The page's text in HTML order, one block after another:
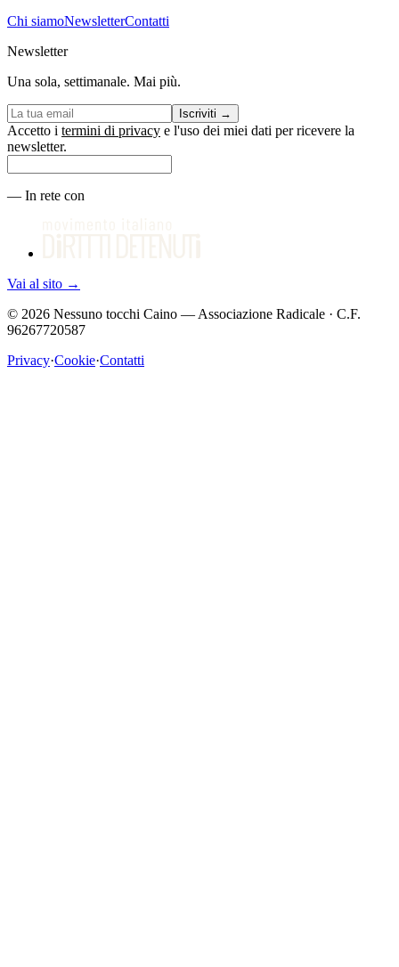
Chi siamoNewsletterContatti
Newsletter
Una sola, settimanale. Mai più.
Iscriviti →
Accetto i termini di privacy e l'uso dei miei dati per ricevere la
newsletter.
— In rete con
Vai al sito →
© 2026 Nessuno tocchi Caino — Associazione Radicale · C.F.
96267720587
Privacy·Cookie·Contatti